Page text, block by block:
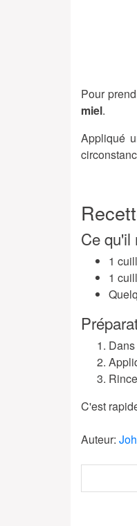
Pour
miel.
Appliqué
Ce qu'il
1
1
C'est
Auteur: